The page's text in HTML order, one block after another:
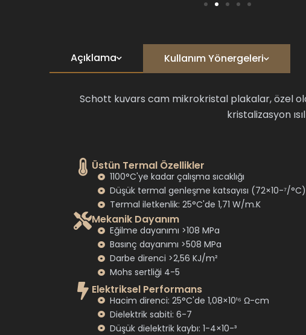
Açıklama
Kullanım Yönergeleri
Schott kuvars cam mikrokristal plakalar, özel
kristalizasyon
Üstün Termal Özellikler
1100°C'ye kadar çalışma sıcaklığı
Düşük termal genleşme katsayısı (72×10-⁷/°C)
Termal iletkenlik: 25°C'de 1,71 W/m.K
Mekanik Dayanım
Eğilme dayanımı >108 MPa
Basınç dayanımı >508 MPa
Darbe direnci >2,56 KJ/m²
Mohs sertliği 4-5
Elektriksel Performans
Hacim direnci: 25°C'de 1,08×10¹⁶ Ω-cm
Dielektrik sabiti: 6-7
Düşük dielektrik kaybı: 1-4×10-³